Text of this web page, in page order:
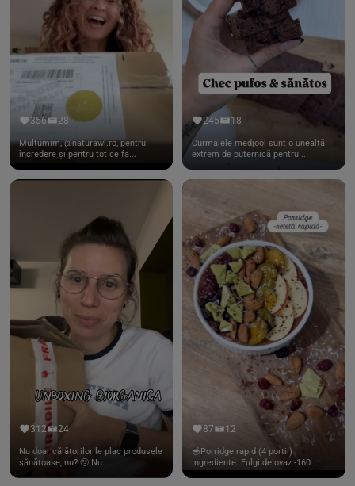
356 28
Mulțumim, @naturawl.ro, pentru
încredere și pentru tot ce fa...
245 18
Curmalele medjool sunt o unealtă
extrem de puternică pentru ...
312 24
Nu doar călătorilor le plac produsele
sănătoase, nu? 🥹 Nu ...
87 12
🥣Porridge rapid (4 portii)
Ingrediente: Fulgi de ovaz -160...